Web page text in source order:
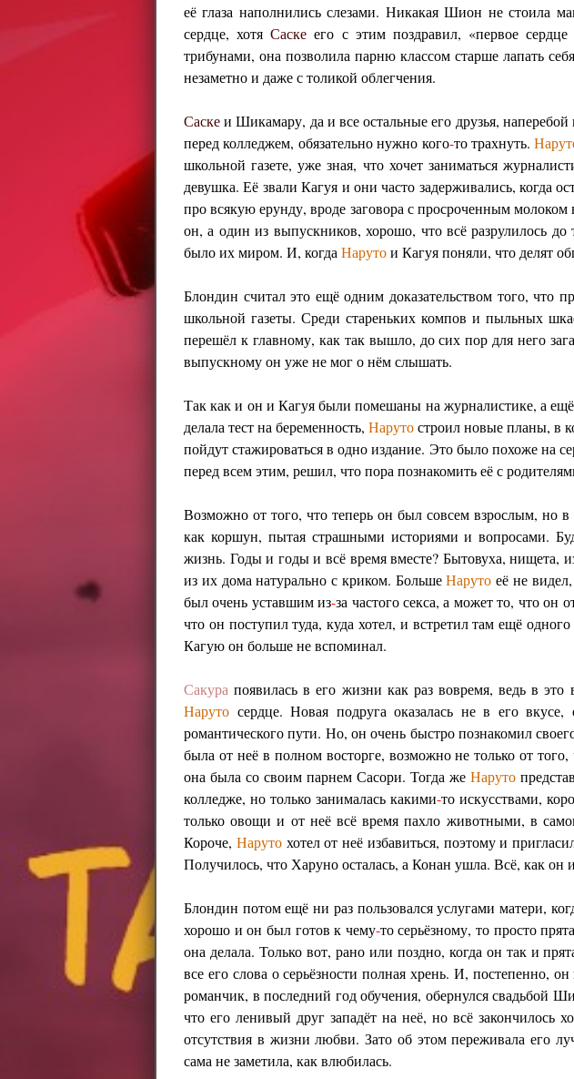
её глаза наполнились слезами. Никакая Шион не стоила
сердце, хотяСаске его с этим поздравил, «первое
трибунами, она позволила парню классом старше лапать
незаметно и даже с толикой облегчения.
Саскеи Шикамару, да и все остальные его друзья,
перед колледжем, обязательно нужно кого-то трахнуть.
школьной газете, уже зная, что хочет заниматься
девушка. Её звали Кагуя и они часто задерживались, когда
про всякую ерунду, вроде заговора с просроченным молоком
он, а один из выпускников, хорошо, что всё разрулилось
было их миром. И, когда Нарутои Кагуя поняли, что делят
Блондин считал это ещё одним доказательством того,
школьной газеты. Среди стареньких компов и пыльных
перешёл к главному, как так вышло, до сих пор для него
выпускному он уже не мог о нём слышать.
Так как и он и Кагуя были помешаны на журналистике, а
делала тест на беременность, Нарутостроил новые планы, в
пойдут стажироваться в одно издание. Это было похоже на
перед всем этим, решил, что пора познакомить её с
Возможно от того, что теперь он был совсем взрослым, но
как коршун, пытая страшными историями и вопросами.
жизнь. Годы и годы и всё время вместе? Бытовуха, нищета,
из их дома натурально с криком. БольшеНаруто её не
был очень уставшим из-за частого секса, а может то, что
что он поступил туда, куда хотел, и встретил там ещё
Кагую он больше не вспоминал.
Сакура появилась в его жизни как раз вовремя, ведь в это
Наруто сердце. Новая подруга оказалась не в его
романтического пути. Но, он очень быстро познакомил
была от неё в полном восторге, возможно не только от
она была со своим парнем Сасори. Тогда же Наруто
колледже, но только занималась какими-то искусствами,
только овощи и от неё всё время пахло животными, в
Короче, Нарутохотел от неё избавиться, поэтому и
Получилось, что Харуно осталась, а Конан ушла. Всё, как он
Блондин потом ещё ни раз пользовался услугами матери,
хорошо и он был готов к чему-то серьёзному, то просто
она делала. Только вот, рано или поздно, когда он так и
все его слова о серьёзности полная хрень. И, постепенно,
романчик, в последний год обучения, обернулся свадьбой
что его ленивый друг западёт на неё, но всё закончилось
отсутствия в жизни любви. Зато об этом переживала его
сама не заметила, как влюбилась.